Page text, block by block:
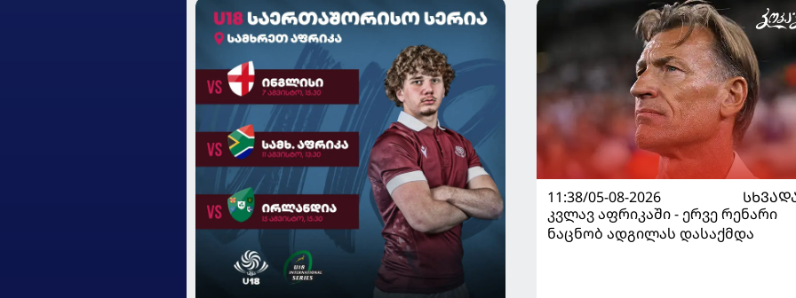
11:38/05-08-2026
კვლავ აფრიკაში - ერვე რენარი
ნაცნობ ადგილას დასაქმდა